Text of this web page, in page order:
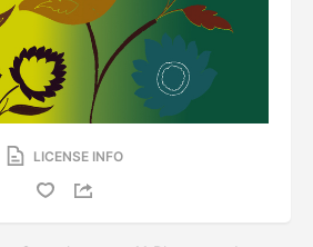
LICENSE INFO